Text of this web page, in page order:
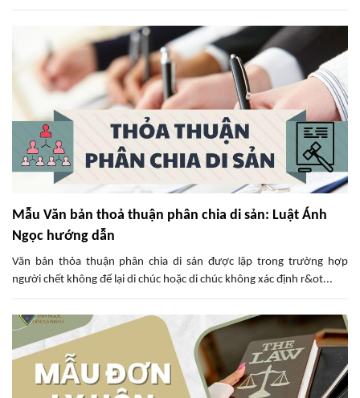
Mẫu Văn bản thoả thuận phân chia di sản: Luật Ánh
Ngọc hướng dẫn
Văn bản thỏa thuận phân chia di sản được lập trong trường hợp
người chết không để lại di chúc hoặc di chúc không xác định r&ot...